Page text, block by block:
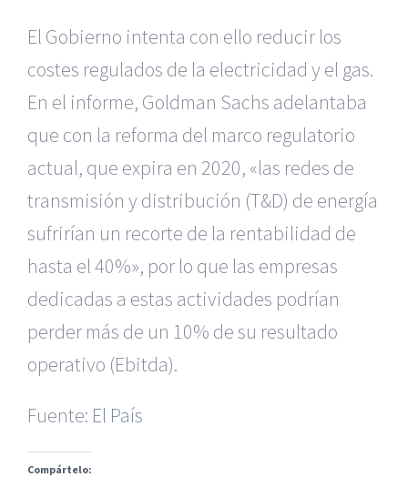
El Gobierno intenta con ello reducir los
costes regulados de la electricidad y el gas.
En el informe, Goldman Sachs adelantaba
que con la reforma del marco regulatorio
actual, que expira en 2020, «las redes de
transmisión y distribución (T&D) de energía
sufrirían un recorte de la rentabilidad de
hasta el 40%», por lo que las empresas
dedicadas a estas actividades podrían
perder más de un 10% de su resultado
operativo (Ebitda).
Fuente: El País
Compártelo:
|Reclamación de Accidentes en Murcia |Reclamación
de Accidentes en Madrid |BGD Abogados Madrid|
|Formación para Abogados
|Hacer Contrato De